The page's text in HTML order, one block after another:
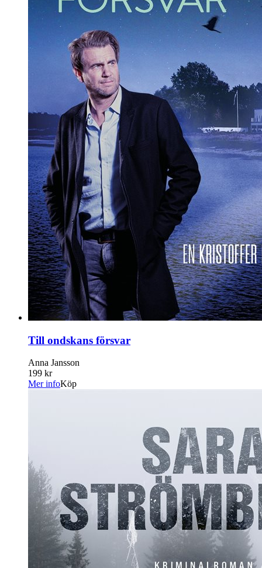
Till ondskans försvar
Anna Jansson
199 kr
Mer infoKöp